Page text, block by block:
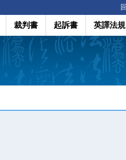
裁判書 起訴書 英譯法規